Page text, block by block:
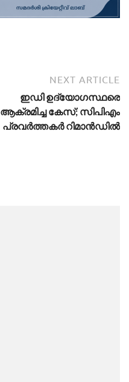
NEXT ARTICLE
ഇഡി ഉദ്യോഗസ്ഥരെ
ആക്രമിച്ച കേസ്; സിപിഎം
പ്രവർത്തകർ റിമാൻഡിൽ